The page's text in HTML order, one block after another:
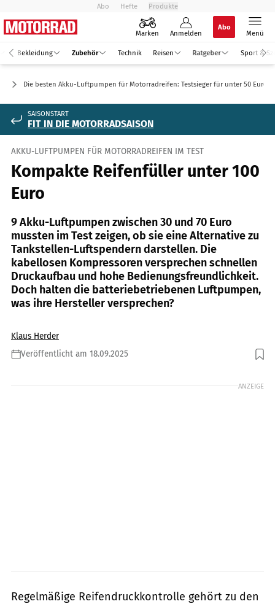
Abo Hefte Produkte
Marken Anmelden
Abo
Menü
Bekleidung Zubehör Technik Reisen Ratgeber Sport &
Die besten Akku-Luftpumpen für Motorradreifen: Testsieger für unter 50 Euro
SAISONSTART
FIT IN DIE MOTORRADSAISON
AKKU-LUFTPUMPEN FÜR MOTORRADREIFEN IM TEST
Kompakte Reifenfüller unter 100
Euro
9 Akku-Luftpumpen zwischen 30 und 70 Euro
mussten im Test zeigen, ob sie eine Alternative zu
Tankstellen-Luftspendern darstellen. Die
kabellosen Kompressoren versprechen schnellen
Druckaufbau und hohe Bedienungsfreundlichkeit.
Doch halten die batteriebetriebenen Luftpumpen,
was ihre Hersteller versprechen?
Klaus Herder
Veröffentlicht am 18.09.2025
Foto: Hans-Dieter Seufert
ANZEIGE
Regelmäßige Reifendruckkontrolle gehört zu den